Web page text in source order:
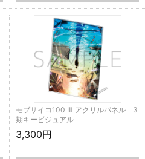
モブサイコ100 Ⅲ アクリルパネル 3
期キービジュアル
3,300円